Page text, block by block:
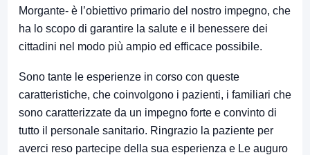
Morgante- è l’obiettivo primario del nostro impegno, che
ha lo scopo di garantire la salute e il benessere dei
cittadini nel modo più ampio ed efficace possibile.
Sono tante le esperienze in corso con queste
caratteristiche, che coinvolgono i pazienti, i familiari che
sono caratterizzate da un impegno forte e convinto di
tutto il personale sanitario. Ringrazio la paziente per
averci reso partecipe della sua esperienza e Le auguro